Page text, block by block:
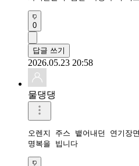
0
답글 쓰기
2026.05.23 20:58
물댕댕
오렌지 주스 뱉어내던 연기장
명복을 빕니다